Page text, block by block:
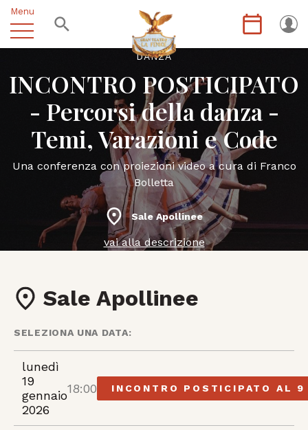
Menu
DANZA
INCONTRO POSTICIPATO
- Percorsi della danza -
Temi, Varazioni e Code
Una conferenza con proiezioni video a cura di Franco
Bolletta
Sale Apollinee
vai alla descrizione
Sale Apollinee
SELEZIONA UNA DATA:
lunedì
19
gennaio
2026
18:00 INCONTRO POSTICIPATO AL 9